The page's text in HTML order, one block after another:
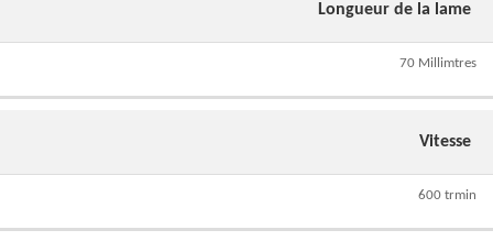
Longueur de la lame
70 Millimtres
Vitesse
600 trmin